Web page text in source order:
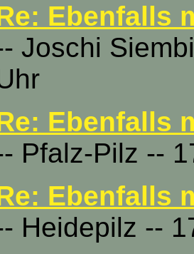
Ebenfalls
Joschi
Ebenfalls
Pfalz-Pilz --
Ebenfalls
Heidepilz --